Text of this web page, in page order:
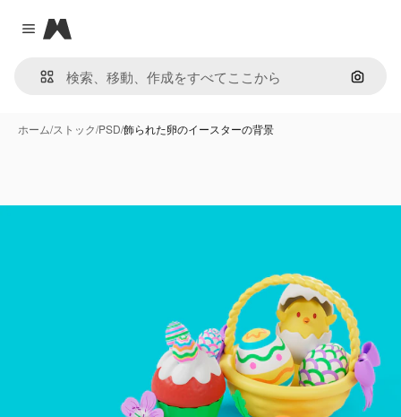
Close menu
Magnific
画像で
ホーム/ストック/PSD/飾られた卵のイースターの背景